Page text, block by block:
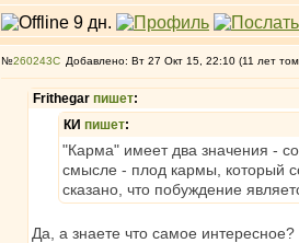
№260243 Добавлено: Вт 27 Окт 15, 22:10 (11 лет
Frithegar пишет:
КИ пишет:
"Карма" имеет два значения -
смысле - плод кармы, который
сказано, что побуждение
Да, а знаете что самое